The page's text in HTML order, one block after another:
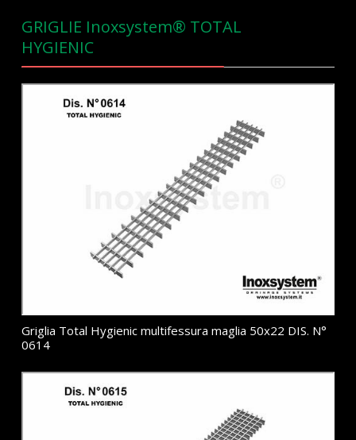
GRIGLIE Inoxsystem® TOTAL
HYGIENIC
Griglia Total Hygienic multifessura maglia 50x22 DIS. N°
0614